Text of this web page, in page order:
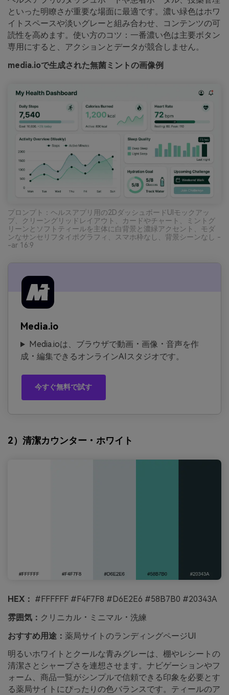
といった明瞭さが重要な場面に最適です。濃い緑色はホワ
イトスペースや淡いグレーと組み合わせ、コンテンツの可
読性を高めます。使い方のコツ：一番濃い色は主要ボタン
専用にすると、アクションとデータが競合しません。
media.ioで生成された無菌ミントの画像例
プロンプト：ヘルスアプリ用の2DダッシュボードUIモックアッ
プ、クリーングリッドレイアウト、カードやチャート、ミントグ
リーンとソフトティールを主体に白背景と濃緑アクセント、モダ
ンなサンセリフタイポグラフィ、スマホ枠なし、背景シーンなし -
-ar 16:9
Media.io
Media.ioは、ブラウザで動画・画像・音声を作
成・編集できるオンラインAIスタジオです。
今すぐ無料で試す
2）清潔カウンター・ホワイト
HEX： #FFFFFF #F4F7F8 #D6E2E6 #58B7B0 #20343A
雰囲気： クリニカル・ミニマル・洗練
おすすめ用途： 薬局サイトのランディングページUI
明るいホワイトとクールな青みグレーは、棚やレシートの
清潔さとシャープさを連想させます。ナビゲーションやフ
ォーム、商品一覧がシンプルで信頼できる印象を必要とす
る薬局サイトにぴったりの色バランスです。ティールのア